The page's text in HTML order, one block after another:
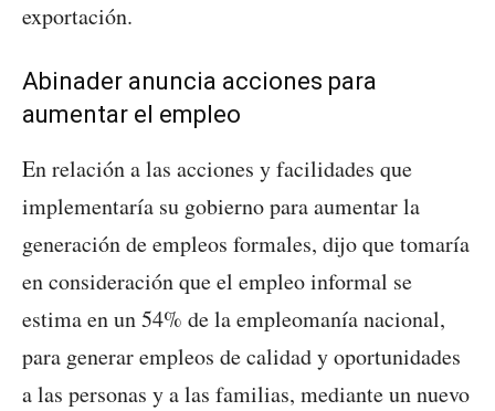
exportación.
Abinader anuncia acciones para
aumentar el empleo
En relación a las acciones y facilidades que
implementaría su gobierno para aumentar la
generación de empleos formales, dijo que tomaría
en consideración que el empleo informal se
estima en un 54% de la empleomanía nacional,
para generar empleos de calidad y oportunidades
a las personas y a las familias, mediante un nuevo